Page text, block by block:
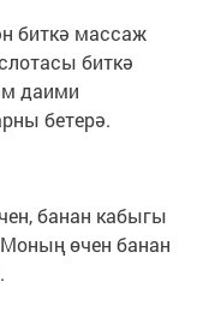
биткә массаж
биткә
даими
бетерә.
банан кабыгы
өчен банан